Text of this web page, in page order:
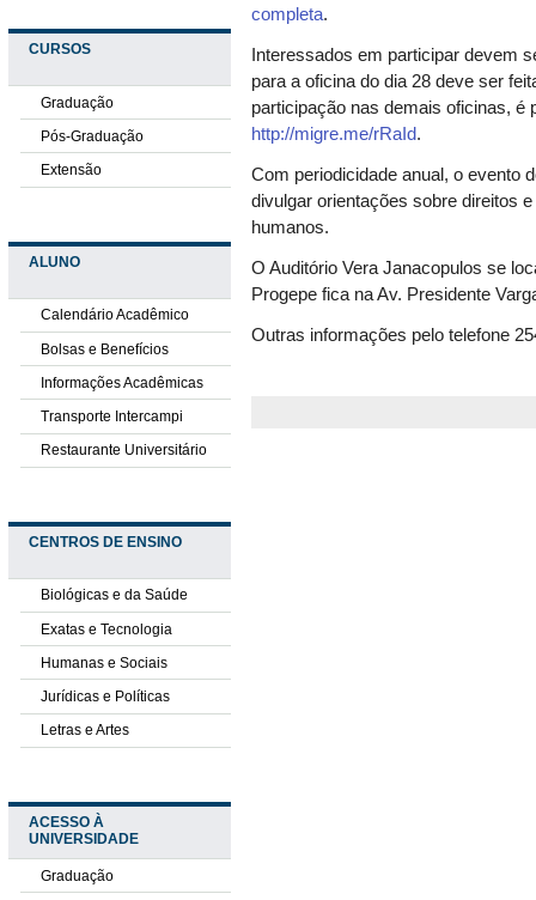
CURSOS
Graduação
Pós-Graduação
Extensão
ALUNO
Calendário Acadêmico
Bolsas e Benefícios
Informações Acadêmicas
Transporte Intercampi
Restaurante Universitário
CENTROS DE ENSINO
Biológicas e da Saúde
Exatas e Tecnologia
Humanas e Sociais
Jurídicas e Políticas
Letras e Artes
ACESSO À
UNIVERSIDADE
Graduação
completa.
Interessados em participar devem
para a oficina do dia 28 deve ser
participação nas demais oficinas, é
http://migre.me/rRaId.
Com periodicidade anual, o evento
divulgar orientações sobre direitos
humanos.
O Auditório Vera Janacopulos se
Progepe fica na Av. Presidente
Outras informações pelo telefone